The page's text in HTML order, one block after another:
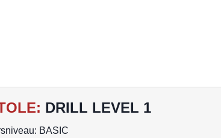
: DRILL LEVEL 1
BASIC